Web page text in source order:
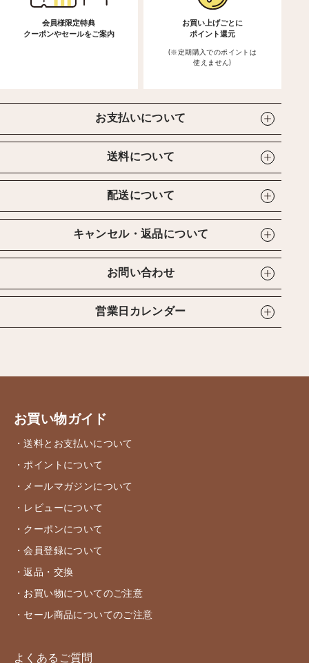
会員様限定特典
クーポンやセールをご案内
お買い上げごとに
ポイント還元
(※定期購入でのポイントは
使えません)
お支払いについて
送料について
配送について
キャンセル・返品について
お問い合わせ
営業日カレンダー
お買い物ガイド
・送料とお支払いについて
・ポイントについて
・メールマガジンについて
・レビューについて
・クーポンについて
・会員登録について
・返品・交換
・お買い物についてのご注意
・セール商品についてのご注意
よくあるご質問